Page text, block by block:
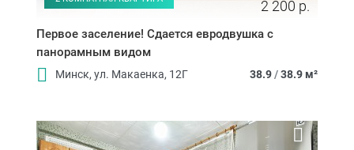
2 200 р.
Первое заселение! Сдается евродвушка с
панорамным видом
Минск, ул. Макаенка, 12Г 38.9/38.9 м²